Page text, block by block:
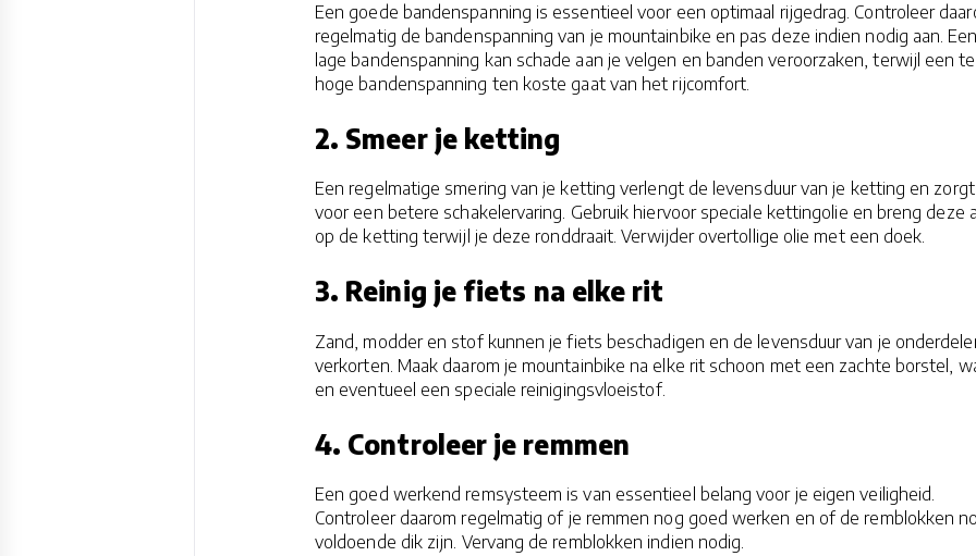
Een goede bandenspanning is essentieel voor een optimaal rijgedrag. Controleer
regelmatig de bandenspanning van je mountainbike en pas deze indien nodig aan.
lage bandenspanning kan schade aan je velgen en banden veroorzaken, terwijl een te
hoge bandenspanning ten koste gaat van het rijcomfort.
2. Smeer je ketting
Een regelmatige smering van je ketting verlengt de levensduur van je ketting en zorgt
voor een betere schakelervaring. Gebruik hiervoor speciale kettingolie en breng deze
op de ketting terwijl je deze ronddraait. Verwijder overtollige olie met een doek.
3. Reinig je fiets na elke rit
Zand, modder en stof kunnen je fiets beschadigen en de levensduur van je
verkorten. Maak daarom je mountainbike na elke rit schoon met een zachte borstel,
en eventueel een speciale reinigingsvloeistof.
4. Controleer je remmen
Een goed werkend remsysteem is van essentieel belang voor je eigen veiligheid.
Controleer daarom regelmatig of je remmen nog goed werken en of de remblokken
voldoende dik zijn. Vervang de remblokken indien nodig.